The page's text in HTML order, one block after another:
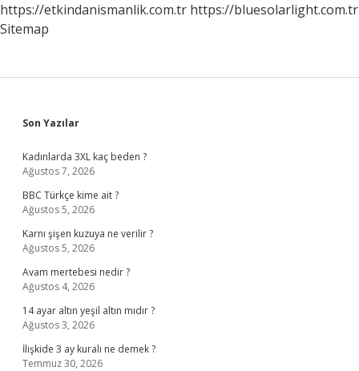
https://etkindanismanlik.com.tr https://bluesolarlight.com.tr
Sitemap
Sidebar
Son Yazılar
Kadınlarda 3XL kaç beden ?
Ağustos 7, 2026
BBC Türkçe kime ait ?
Ağustos 5, 2026
Karnı şişen kuzuya ne verilir ?
Ağustos 5, 2026
Avam mertebesi nedir ?
Ağustos 4, 2026
14 ayar altın yeşil altın mıdır ?
Ağustos 3, 2026
İlişkide 3 ay kuralı ne demek ?
Temmuz 30, 2026